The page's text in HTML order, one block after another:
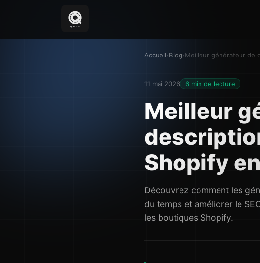
Accueil›Blog›Meilleur générateur de
11 mai 2026 6 min de lecture
Meilleur
Shopify
Découvrez comment les
du temps et améliorer le
les boutiques Shopify.